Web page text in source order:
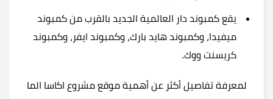
يقع كمبوند دار العالمية الجديد بالقرب من كمبوند
ميفيدا، وكمبوند هايد بارك، وكمبوند ايفر، وكمبوند
كريسنت ووك.
لمعرفة تفاصيل أكثر عن أهمية موقع مشروع اكاسا الما